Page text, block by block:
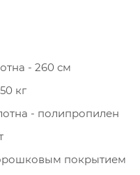
- 260 см
кг
- полипропилен
покрытием